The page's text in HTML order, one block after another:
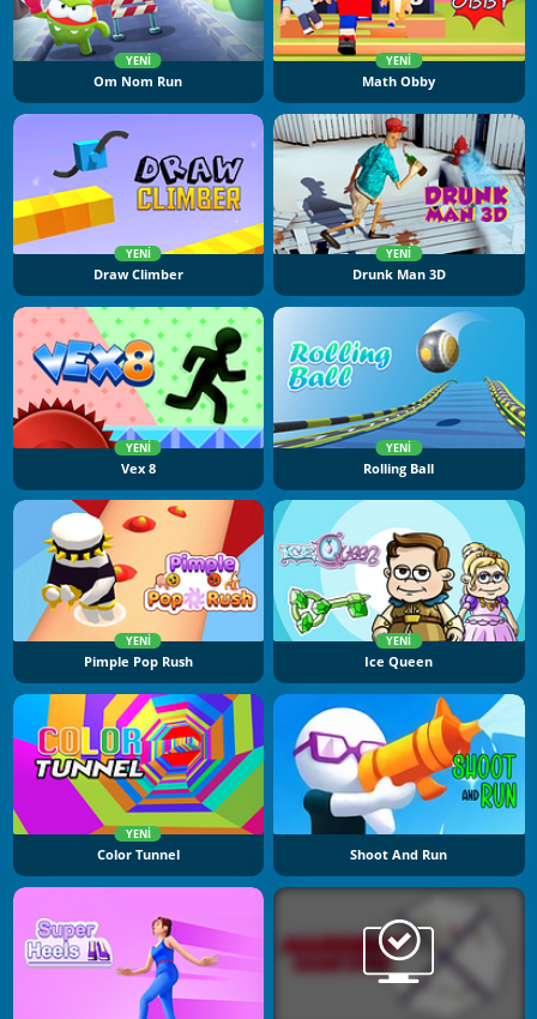
YENI
Om Nom Run
YENI
Math Obby
YENI
Draw Climber
YENI
Drunk Man 3D
YENI
Vex 8
YENI
Rolling Ball
YENI
Pimple Pop Rush
YENI
Ice Queen
YENI
Color Tunnel Shoot And Run